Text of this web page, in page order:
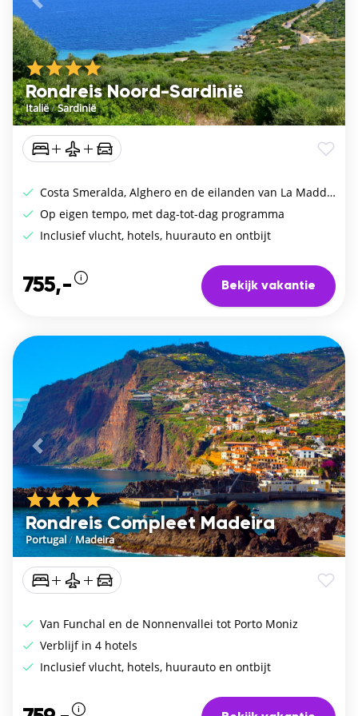
Rondreis Noord-Sardinië
Italië/Sardinië
Vorige De
Costa Smeralda, Alghero en de eilanden van La Maddalena
Op eigen tempo, met dag-tot-dag programma
Inclusief vlucht, hotels, huurauto en ontbijt
755,- Bekijk vakantie
Rondreis Compleet Madeira
Portugal/Madeira
Vorige De
Van Funchal en de Nonnenvallei tot Porto Moniz
Verblijf in 4 hotels
Inclusief vlucht, hotels, huurauto en ontbijt